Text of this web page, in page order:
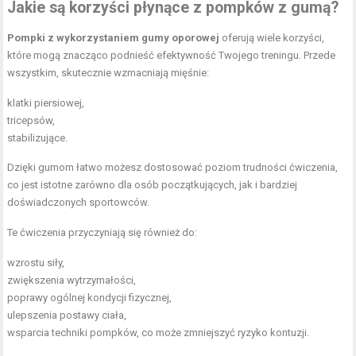
Jakie są korzyści płynące z pompków z gumą?
Pompki z wykorzystaniem gumy oporowej oferują wiele korzyści,
które mogą znacząco podnieść efektywność Twojego treningu. Przede
wszystkim, skutecznie wzmacniają mięśnie:
klatki piersiowej,
tricepsów,
stabilizujące.
Dzięki gumom łatwo możesz dostosować poziom trudności ćwiczenia,
co jest istotne zarówno dla osób początkujących, jak i bardziej
doświadczonych sportowców.
Te ćwiczenia przyczyniają się również do:
wzrostu siły,
zwiększenia wytrzymałości,
poprawy ogólnej kondycji fizycznej,
ulepszenia postawy ciała,
wsparcia techniki pompków, co może zmniejszyć ryzyko kontuzji.